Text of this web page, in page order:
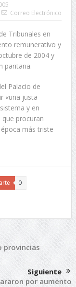
Correo Electrónico
Tribunales en
remunerativo y
de 2004 y
paritaria.
Palacio de
«una justa
y en
procuran
más triste
0
provincias
Siguiente
por aumento